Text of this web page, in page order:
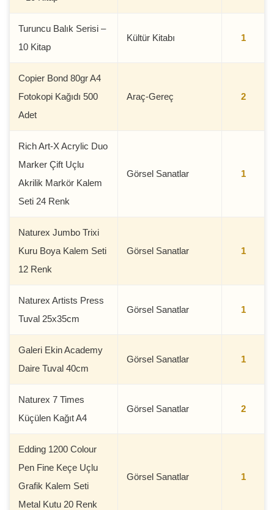
Turuncu Balık Serisi –
10 Kitap
Kültür Kitabı 1
Copier Bond 80gr A4
Fotokopi Kağıdı 500
Adet
Araç-Gereç 2
Rich Art-X Acrylic Duo
Marker Çift Uçlu
Akrilik Markör Kalem
Seti 24 Renk
Görsel Sanatlar 1
Naturex Jumbo Trixi
Kuru Boya Kalem Seti
12 Renk
Görsel Sanatlar 1
Naturex Artists Press
Tuval 25x35cm
Görsel Sanatlar 1
Galeri Ekin Academy
Daire Tuval 40cm
Görsel Sanatlar 1
Naturex 7 Times
Küçülen Kağıt A4
Görsel Sanatlar 2
Edding 1200 Colour
Pen Fine Keçe Uçlu
Grafik Kalem Seti
Metal Kutu 20 Renk
Görsel Sanatlar 1